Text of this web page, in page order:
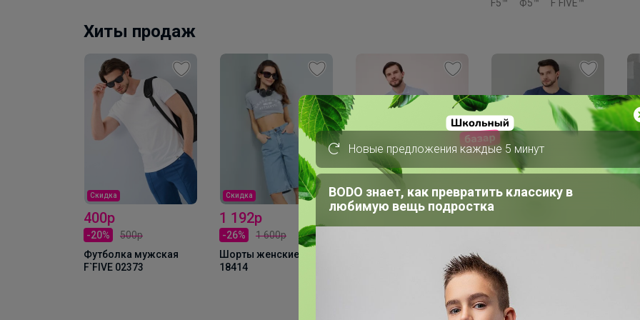
F5™ Ф5™ F`FIVE™
Хиты продаж
Скидка
400р
-20%
500р
Футболка мужская
F`FIVE 02373
Скидка
1 192р
-26%
1 600р
Шорты женские F`FIVE
18414
Скидка
400р
Поло мужское F`FIVE
Скидка
F`FIVE 02285/Pacific
Новые предложения каждые 5 минут
BODO знает, как превратить классику в
любимую вещь подростка